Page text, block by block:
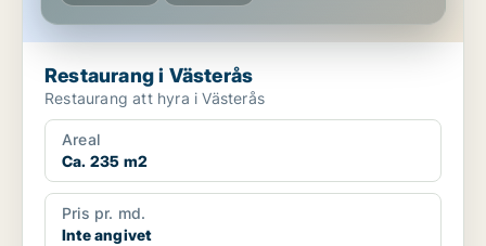
Restaurang i Västerås
Restaurang att hyra i Västerås
Areal
Ca. 235 m2
Pris pr. md.
Inte angivet